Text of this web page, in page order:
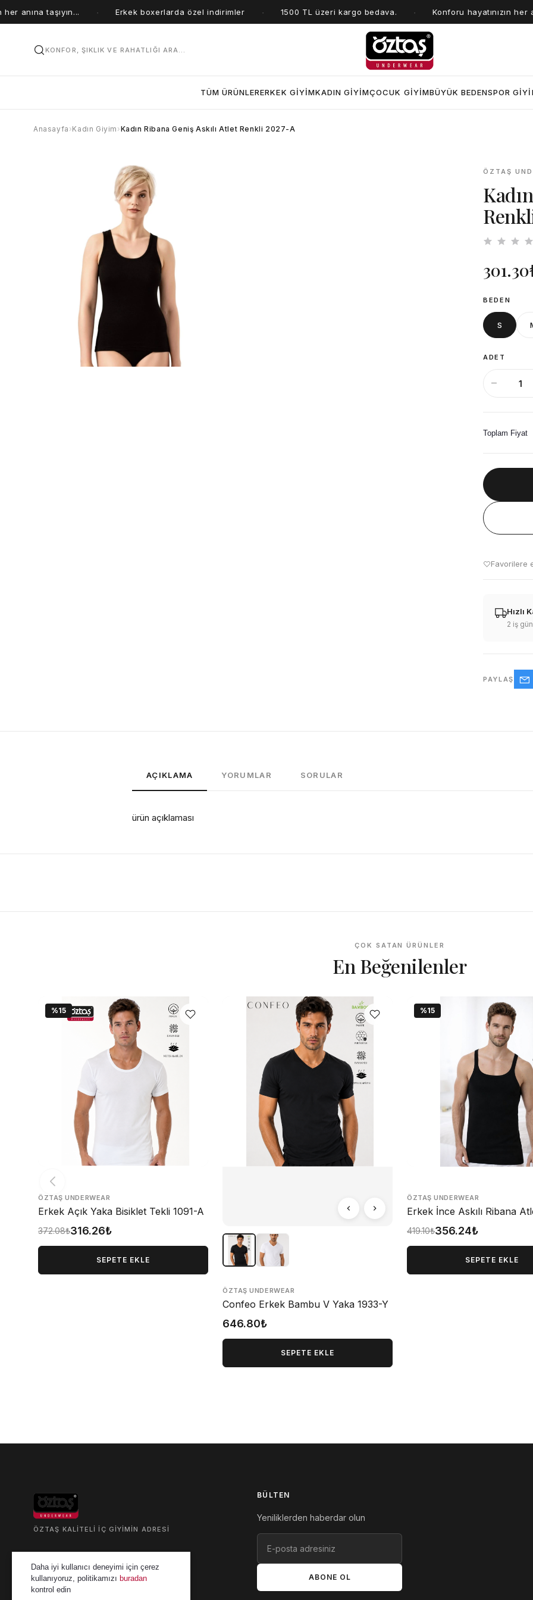
anına taşıyın... Erkek boxerlarda özel indirimler 1500 TL üzeri kargo bedava. Konforu hayatınızın her
KONFOR, ŞIKLIK VE RAHATLIĞI ARA...
TÜM ÜRÜNLERERKEK GİYİMKADIN GİYİMÇOCUK GİYİMBÜYÜK BEDENSPOR
Anasayfa ›Kadın Giyim ›Kadın Ribana Geniş Askılı Atlet Renkli 2027-A
ÖZTAŞ
BEDEN
S
ADET
Toplam Fiyat
Favorilere
Hızlı
2 iş
PAYLAŞ
AÇIKLAMA YORUMLAR SORULAR
ürün açıklaması
ÇOK SATAN ÜRÜNLER
En Beğenilenler
%15
ÖZTAŞ UNDERWEAR
Erkek Açık Yaka Bisiklet Tekli 1091-A
372.08₺316.26₺
SEPETE EKLE
ÖZTAŞ UNDERWEAR
Confeo Erkek Bambu V Yaka 1933-Y
646.80₺
SEPETE EKLE
%15
ÖZTAŞ UNDERWEAR
Erkek İnce Askılı Ribana
419.10₺356.24₺
SEPETE EKLE
ÖZTAŞ KALITELI IÇ GIYIMIN ADRESI
+90 212 674 01 40
info@oztasshop.com
BÜLTEN
Yeniliklerden haberdar olun
ABONE OL
Daha iyi kullanıcı deneyimi için çerez
kullanıyoruz, politikamızı buradan
kontrol edin